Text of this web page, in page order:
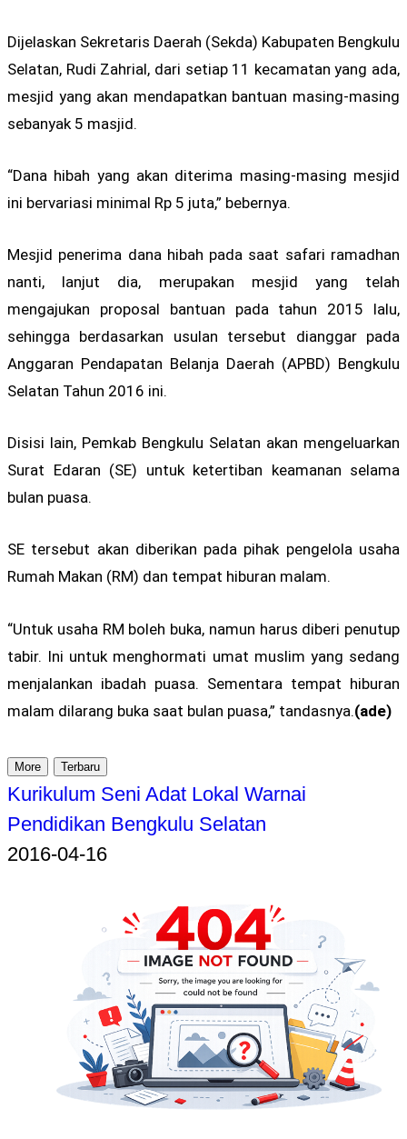
Dijelaskan Sekretaris Daerah (Sekda) Kabupaten Bengkulu
Selatan, Rudi Zahrial, dari setiap 11 kecamatan yang ada,
mesjid yang akan mendapatkan bantuan masing-masing
sebanyak 5 masjid.
“Dana hibah yang akan diterima masing-masing mesjid
ini bervariasi minimal Rp 5 juta,” bebernya.
Mesjid penerima dana hibah pada saat safari ramadhan
nanti, lanjut dia, merupakan mesjid yang telah
mengajukan proposal bantuan pada tahun 2015 lalu,
sehingga berdasarkan usulan tersebut dianggar pada
Anggaran Pendapatan Belanja Daerah (APBD) Bengkulu
Selatan Tahun 2016 ini.
Disisi lain, Pemkab Bengkulu Selatan akan mengeluarkan
Surat Edaran (SE) untuk ketertiban keamanan selama
bulan puasa.
SE tersebut akan diberikan pada pihak pengelola usaha
Rumah Makan (RM) dan tempat hiburan malam.
“Untuk usaha RM boleh buka, namun harus diberi penutup
tabir. Ini untuk menghormati umat muslim yang sedang
menjalankan ibadah puasa. Sementara tempat hiburan
malam dilarang buka saat bulan puasa,” tandasnya.(ade)
More Terbaru
Kurikulum Seni Adat Lokal Warnai
Pendidikan Bengkulu Selatan
2016-04-16